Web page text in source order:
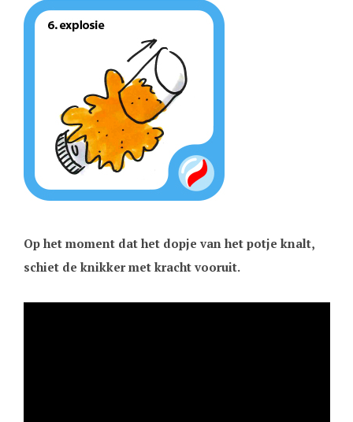
Op het moment dat het dopje van het potje knalt,
schiet de knikker met kracht vooruit.